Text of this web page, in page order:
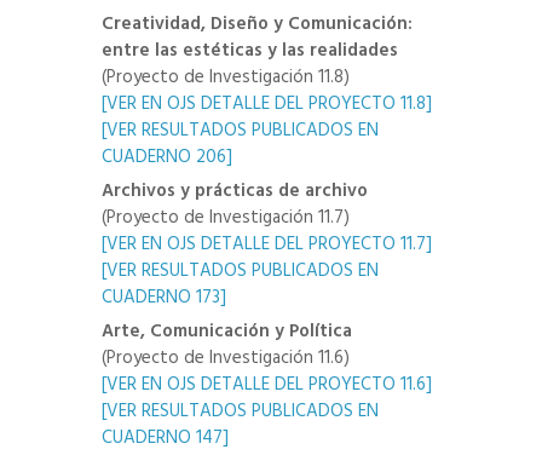
Creatividad, Diseño y Comunicación:
entre las estéticas y las realidades
(Proyecto de Investigación 11.8)
[VER EN OJS DETALLE DEL PROYECTO 11.8]
[VER RESULTADOS PUBLICADOS EN
CUADERNO 206]
Archivos y prácticas de archivo
(Proyecto de Investigación 11.7)
[VER EN OJS DETALLE DEL PROYECTO 11.7]
[VER RESULTADOS PUBLICADOS EN
CUADERNO 173]
Arte, Comunicación y Política
(Proyecto de Investigación 11.6)
[VER EN OJS DETALLE DEL PROYECTO 11.6]
[VER RESULTADOS PUBLICADOS EN
CUADERNO 147]